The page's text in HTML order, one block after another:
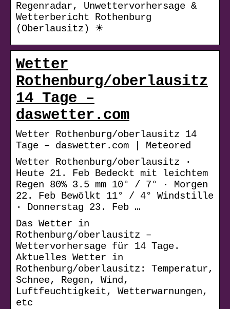
Regenradar, Unwettervorhersage &
Wetterbericht Rothenburg
(Oberlausitz) ☀
Wetter
Rothenburg/oberlausitz
14 Tage –
daswetter.com
Wetter Rothenburg/oberlausitz 14
Tage – daswetter.com | Meteored
Wetter Rothenburg/oberlausitz ·
Heute 21. Feb Bedeckt mit leichtem
Regen 80% 3.5 mm 10° / 7° · Morgen
22. Feb Bewölkt 11° / 4° Windstille
· Donnerstag 23. Feb …
Das Wetter in
Rothenburg/oberlausitz –
Wettervorhersage für 14 Tage.
Aktuelles Wetter in
Rothenburg/oberlausitz: Temperatur,
Schnee, Regen, Wind,
Luftfeuchtigkeit, Wetterwarnungen,
etc